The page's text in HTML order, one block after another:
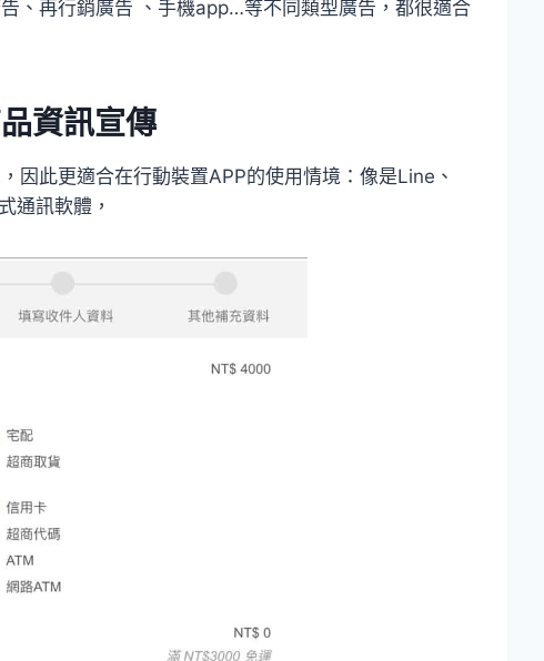
、再行銷廣告 、手機app…等不同類型廣告，都很適合
資訊宣傳
因此更適合在行動裝置APP的使用情境：像是Line、
通訊軟體，